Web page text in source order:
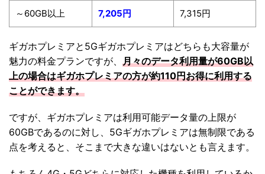
～60GB以上 7,205円 7,315円
ギガホプレミアと5Gギガホプレミアはどちらも大容量が
魅力の料金プランですが、 月々のデータ利用量が60GB以
上の場合はギガホプレミアの方が約110円お得に利用する
ことができます。
ですが、ギガホプレミアは利用可能データ量の上限が
60GBであるのに対し、5Gギガホプレミアは無制限である
点を考えると、そこまで大きな違いはないとも言えます。